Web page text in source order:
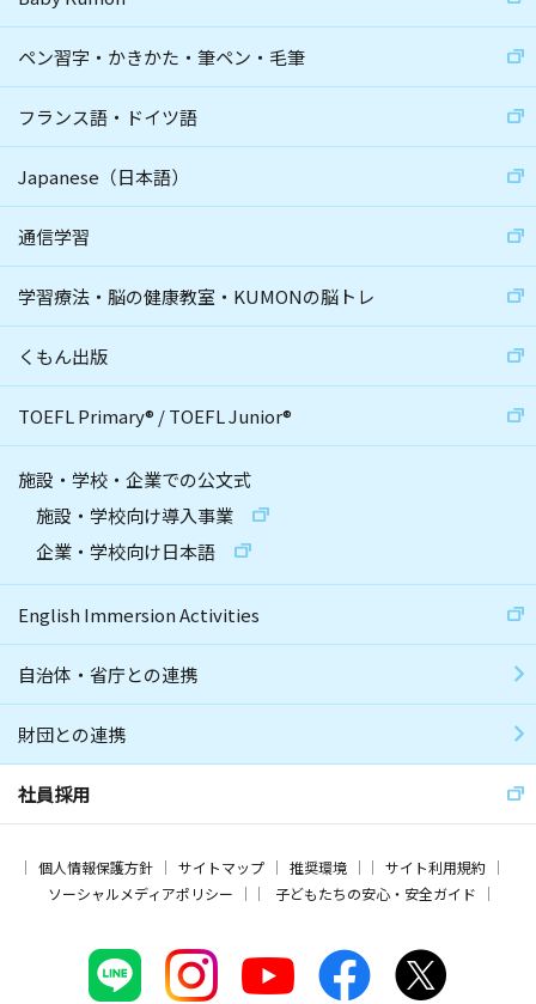
ペン習字・かきかた・筆ペン・毛筆
フランス語・ドイツ語
Japanese（日本語）
通信学習
学習療法・脳の健康教室・KUMONの脳トレ
くもん出版
TOEFL Primary® /TOEFL Junior®
施設・学校・企業での公文式
施設・学校向け導入事業
企業・学校向け日本語
English Immersion Activities
自治体・省庁との連携
財団との連携
社員採用
個人情報保護方針 サイトマップ 推奨環境
サイト利用規約
ソーシャルメディアポリシー
子どもたちの安心・安全ガイド